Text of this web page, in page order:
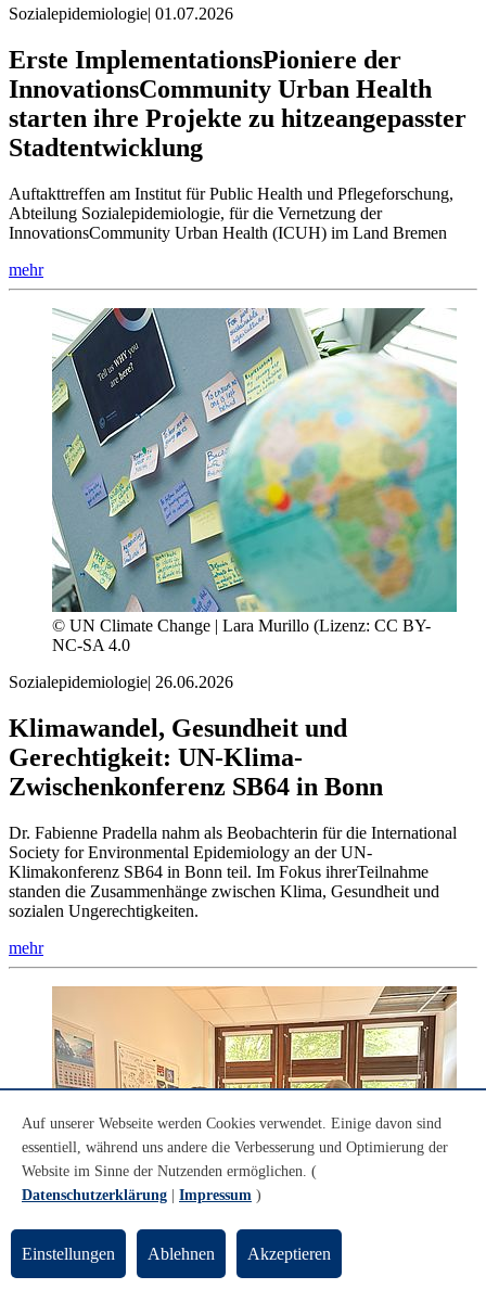
Sozialepidemiologie| 01.07.2026
Erste ImplementationsPioniere der
InnovationsCommunity Urban Health
starten ihre Projekte zu hitzeangepasster
Stadtentwicklung
Auftakttreffen am Institut für Public Health und Pflegeforschung,
Abteilung Sozialepidemiologie, für die Vernetzung der
InnovationsCommunity Urban Health (ICUH) im Land Bremen
mehr
© UN Climate Change | Lara Murillo (Lizenz: CC BY-
NC-SA 4.0
Sozialepidemiologie| 26.06.2026
Klimawandel, Gesundheit und
Gerechtigkeit: UN-Klima-
Zwischenkonferenz SB64 in Bonn
Dr. Fabienne Pradella nahm als Beobachterin für die International
Society for Environmental Epidemiology an der UN-
Klimakonferenz SB64 in Bonn teil. Im Fokus ihrerTeilnahme
standen die Zusammenhänge zwischen Klima, Gesundheit und
sozialen Ungerechtigkeiten.
mehr
Auf unserer Webseite werden Cookies verwendet. Einige davon sind
essentiell, während uns andere die Verbesserung und Optimierung der
Website im Sinne der Nutzenden ermöglichen. (
Datenschutzerklärung
Impressum )
Einstellungen Ablehnen Akzeptieren